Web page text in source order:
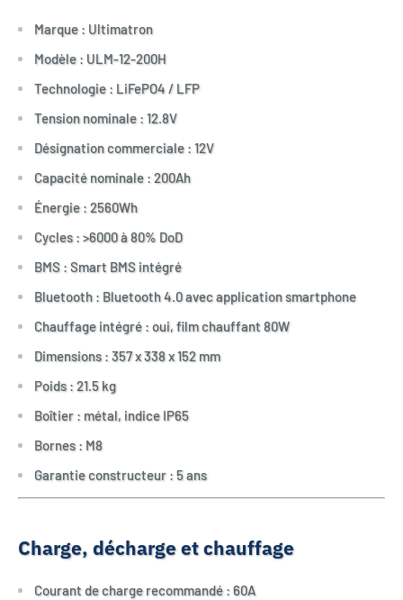
Marque : Ultimatron
Modèle : ULM-12-200H
Technologie : LiFePO4 / LFP
Tension nominale : 12.8V
Désignation commerciale : 12V
Capacité nominale : 200Ah
Énergie : 2560Wh
Cycles : >6000 à 80% DoD
BMS : Smart BMS intégré
Bluetooth : Bluetooth 4.0 avec application smartphone
Chauffage intégré : oui, film chauffant 80W
Dimensions : 357 x 338 x 152 mm
Poids : 21.5 kg
Boîtier : métal, indice IP65
Bornes : M8
Garantie constructeur : 5 ans
Charge, décharge et chauffage
Courant de charge recommandé : 60A